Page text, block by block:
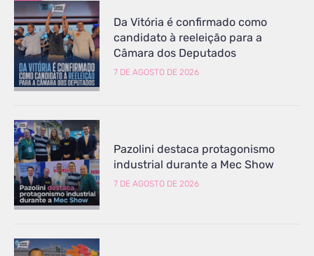
Da Vitória é confirmado como
candidato à reeleição para a
Câmara dos Deputados
7 DE AGOSTO DE 2026
Pazolini destaca protagonismo
industrial durante a Mec Show
7 DE AGOSTO DE 2026